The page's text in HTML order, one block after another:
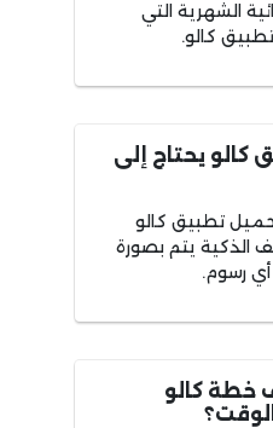
الشهرية التي
كالو.
يحتاج إلى
تطبيق كالو
الذكية يتم بصورة
رسوم.
خطة كالو